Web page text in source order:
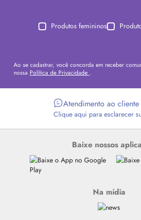
Produtos femininos
Ao se cadastrar, você concorda em receber
nossa Política de Privacidade .
Atendimento ao cliente
Clique aqui para esclarecer
Baixe nossos
Na mídia